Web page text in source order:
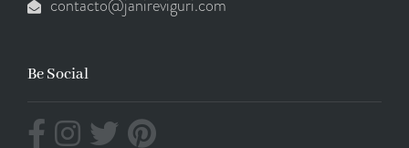
contacto@janireviguri.com
Be Social